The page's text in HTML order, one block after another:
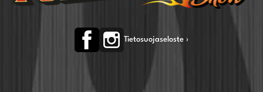
Tietosuojaseloste ›